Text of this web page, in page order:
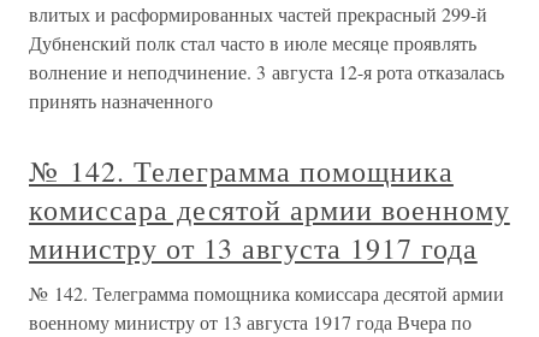
влитых и расформированных частей прекрасный 299-й
Дубненский полк стал часто в июле месяце проявлять
волнение и неподчинение. 3 августа 12-я рота отказалась
принять назначенного
№ 142. Телеграмма помощника
комиссара десятой армии военному
министру от 13 августа 1917 года
№ 142. Телеграмма помощника комиссара десятой армии
военному министру от 13 августа 1917 года Вчера по